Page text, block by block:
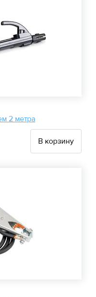
2 метра
В корзину